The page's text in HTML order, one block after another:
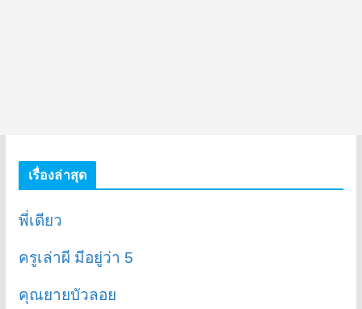
เรื่องล่าสุด
พี่เดียว
ครูเล่าผี มีอยู่ว่า 5
คุณยายบัวลอย